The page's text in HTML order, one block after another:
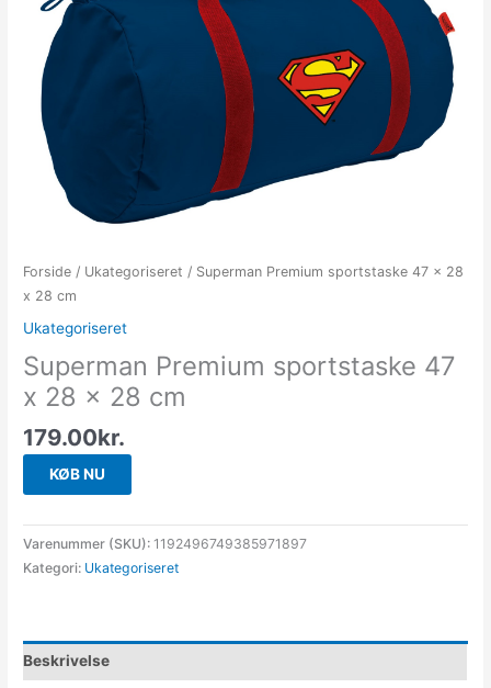
Forside / Ukategoriseret / Superman Premium sportstaske 47 x 28
x 28 cm
Ukategoriseret
Superman Premium sportstaske 47
x 28 x 28 cm
179.00kr.
KØB NU
Varenummer (SKU): 1192496749385971897
Kategori: Ukategoriseret
Beskrivelse